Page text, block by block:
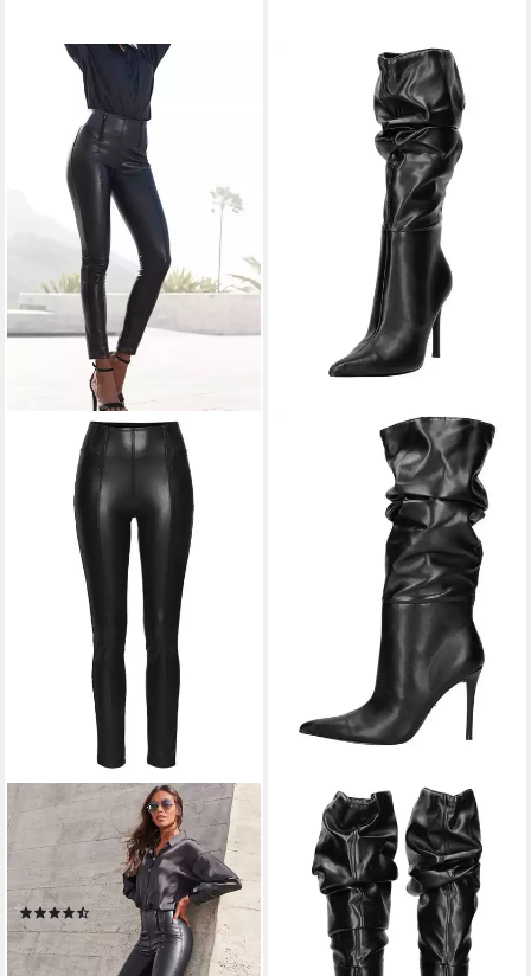
LASCANA
Leggings in Lederoptik mit
Reißverschlüssen,
Loungewear
(244)
49,99 €
lieferbar - in 1-2 Werktagen bei dir
STEVE MADDEN
STEVE MADDEN Stiefel
Lederimitat High-Heel-Stiefel
117,95 € UVP 169,99 €
lieferbar - in 2-3 Werktagen bei dir